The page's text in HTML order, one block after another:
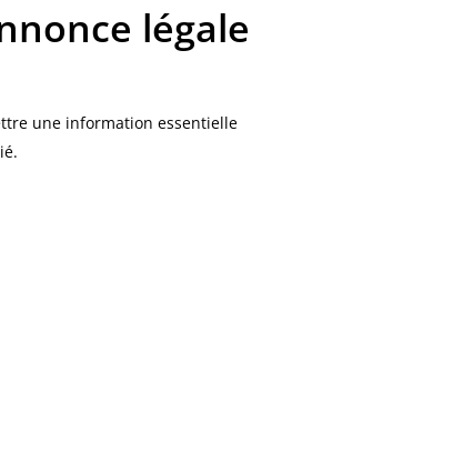
légale
une information essentielle